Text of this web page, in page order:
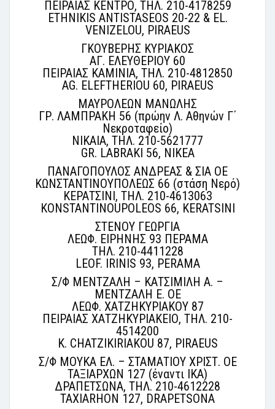
ΠΕΙΡΑΙΑΣ ΚΕΝΤΡΟ, ΤΗΛ. 210-4178259
ETHNIKIS ANTISTASEOS 20-22 & EL.
VENIZELOU, PIRAEUS
ΓΚΟΥΒΕΡΗΣ ΚΥΡΙΑΚΟΣ
ΑΓ. ΕΛΕΥΘΕΡΙΟΥ 60
ΠΕΙΡΑΙΑΣ ΚΑΜΙΝΙΑ, ΤΗΛ. 210-4812850
AG. ELEFTHERIOU 60, PIRAEUS
ΜΑΥΡΟΛΕΩΝ ΜΑΝΩΛΗΣ
ΓΡ. ΛΑΜΠΡΑΚΗ 56 (πρώην Λ. Αθηνών Γ΄
Νεκροταφείο)
ΝΙΚΑΙΑ, ΤΗΛ. 210-5621777
GR. LABRAKI 56, NIKEA
ΠΑΝΑΓΟΠΟΥΛΟΣ ΑΝΔΡΕΑΣ & ΣΙΑ ΟΕ
ΚΩΝΣΤΑΝΤΙΝΟΥΠΟΛΕΩΣ 66 (στάση Νερό)
ΚΕΡΑΤΣΙΝΙ, ΤΗΛ. 210-4613063
KONSTANTINOUPOLEOS 66, KERATSINI
ΣΤΕΝΟΥ ΓΕΩΡΓΙΑ
ΛΕΩΦ. ΕΙΡΗΝΗΣ 93 ΠΕΡΑΜΑ
ΤΗΛ. 210-4411228
LEOF. IRINIS 93, PERAMA
Σ/Φ ΜΕΝΤΖΑΛΗ – ΚΑΤΣΙΜΙΛΗ Α. –
ΜΕΝΤΖΑΛΗ Ε. ΟΕ
ΛΕΩΦ. ΧΑΤΖΗΚΥΡΙΑΚΟΥ 87
ΠΕΙΡΑΙΑΣ ΧΑΤΖΗΚΥΡΙΑΚΕΙΟ, ΤΗΛ. 210-
4514200
K. CHATZIKIRIAKOU 87, PIRAEUS
Σ/Φ ΜΟΥΚΑ ΕΛ. – ΣΤΑΜΑΤΙΟΥ ΧΡΙΣΤ. ΟΕ
ΤΑΞΙΑΡΧΩΝ 127 (έναντι ΙΚΑ)
ΔΡΑΠΕΤΣΩΝΑ, ΤΗΛ. 210-4612228
TAXIARHON 127, DRAPETSONA